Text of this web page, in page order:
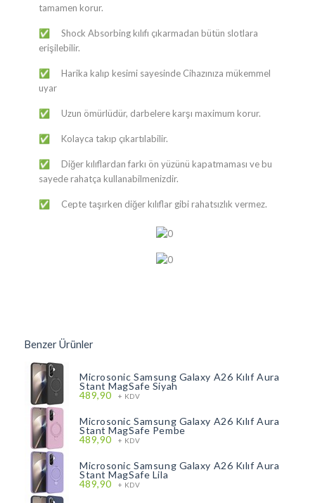
tamamen korur.
✅ Shock Absorbing kılıfı çıkarmadan bütün slotlara
erişilebilir.
✅ Harika kalıp kesimi sayesinde Cihazınıza mükemmel
uyar
✅ Uzun ömürlüdür, darbelere karşı maximum korur.
✅ Kolayca takıp çıkartılabilir.
✅ Diğer kılıflardan farkı ön yüzünü kapatmaması ve bu
sayede rahatça kullanabilmenizdir.
✅ Cepte taşırken diğer kılıflar gibi rahatsızlık vermez.
Benzer Ürünler
Microsonic Samsung Galaxy A26 Kılıf Aura
Stant MagSafe Siyah
489,90 + KDV
Microsonic Samsung Galaxy A26 Kılıf Aura
Stant MagSafe Pembe
489,90 + KDV
Microsonic Samsung Galaxy A26 Kılıf Aura
Stant MagSafe Lila
489,90 + KDV